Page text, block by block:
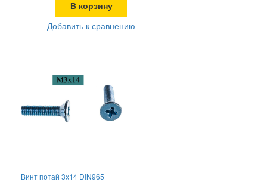
В корзину
Добавить к сравнению
Винт потай 3х14 DIN965